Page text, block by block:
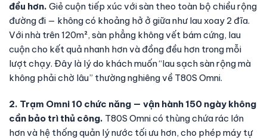
đều hơn. Giẻ cuộn tiếp xúc với sàn theo toàn bộ chiều rộng
đường đi — không có khoảng hở ở giữa như lau xoay 2 đĩa.
Với nhà trên 120m², sàn phẳng không vết bám cứng, lau
cuộn cho kết quả nhanh hơn và đồng đều hơn trong mỗi
lượt chạy. Đây là lý do khách muốn “lau sạch sàn rộng mà
không phải chờ lâu” thường nghiêng về T80S Omni.
2. Trạm Omni 10 chức năng — vận hành 150 ngày không
cần bảo trì thủ công. T80S Omni có thùng chứa rác lớn
hơn và hệ thống quản lý nước tối ưu hơn, cho phép máy tự